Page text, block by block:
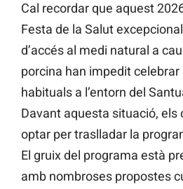
Cal recordar que aquest
Festa de la Salut
d’accés al medi natural a
porcina han impedit
habituals a l’entorn del
Davant aquesta situació, els
optar per traslladar la
El gruix del programa està
amb nombroses propostes